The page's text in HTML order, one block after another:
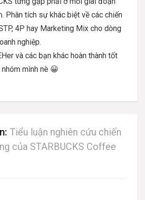
Phân tích sự khác biệt về các chiến
4P hay Marketing Mix cho dòng
nghiệp.
và các bạn khác hoàn thành tốt
mình nè 😀
Tiểu luận nghiên cứu chiến
của STARBUCKS Coffee